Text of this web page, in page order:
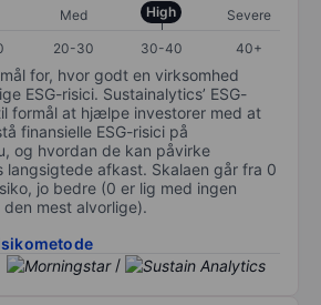
Med High
Severe
20-30 30-40 40+
for, hvor godt en virksomhed
ESG-risici. Sustainalytics’ ESG-
formål at hjælpe investorer med at
finansielle ESG-risici på
og hvordan de kan påvirke
langsigtede afkast. Skalaen går fra 0
jo bedre (0 er lig med ingen
mest alvorlige).
/